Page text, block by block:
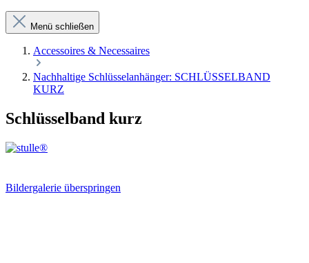
Menü schließen
Accessoires & Necessaires
Nachhaltige Schlüsselanhänger: SCHLÜSSELBAND
KURZ
Schlüsselband kurz
Bildergalerie überspringen